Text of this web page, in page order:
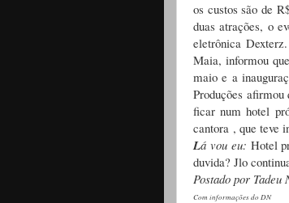
os custos são de
duas atrações, o
eletrônica
Maia, informou
maio e a
Produções afirmou
ficar num hotel
cantora , que teve
Lá vou eu: Hotel
duvida? Jlo
Postado por Tadeu
Com informações do DN